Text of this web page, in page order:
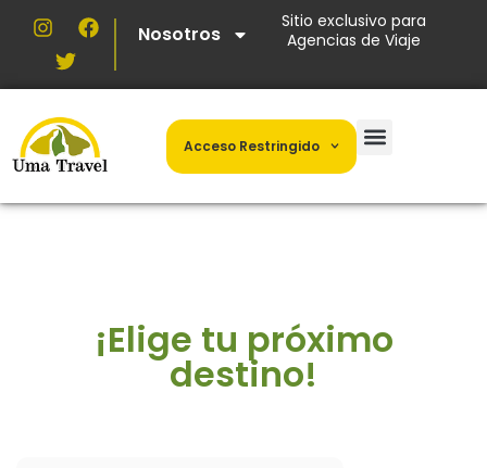
Nosotros
Sitio exclusivo para
Agencias de Viaje
Acceso Restringido
¡Elige tu próximo
destino!